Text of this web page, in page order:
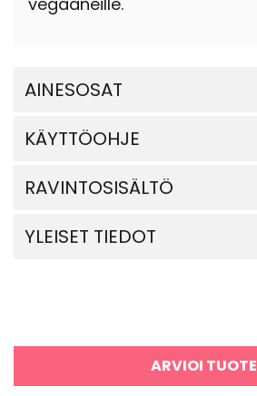
AINESOSAT
KÄYTTÖOHJE
RAVINTOSISÄLTÖ
YLEISET TIEDOT
ARVIOI TUOTE